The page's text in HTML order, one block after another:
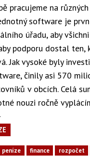
pracujeme na
software je
úřadu, aby
podporu dostal
Jak vysoké byly
činily asi 570
v obcích. Celá
nouzi ročně
peníze finance rozpočet